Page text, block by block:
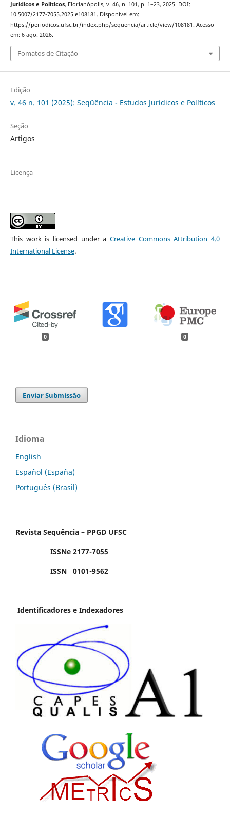
Jurídicos e Políticos, Florianópolis, v. 46, n. 101, p. 1–23, 2025. DOI:
10.5007/2177-7055.2025.e108181. Disponível em:
https://periodicos.ufsc.br/index.php/sequencia/article/view/108181. Acesso
em: 6 ago. 2026.
Fomatos de Citação
Edição
v. 46 n. 101 (2025): Seqüência - Estudos Jurídicos e Políticos
Seção
Artigos
Licença
This work is licensed under aCreative Commons Attribution 4.0
International License.
0 0
Enviar Submissão
Idioma
English
Español (España)
Português (Brasil)
Revista Sequência – PPGD UFSC
ISSNe 2177-7055
ISSN 0101-9562
Identificadores e Indexadores